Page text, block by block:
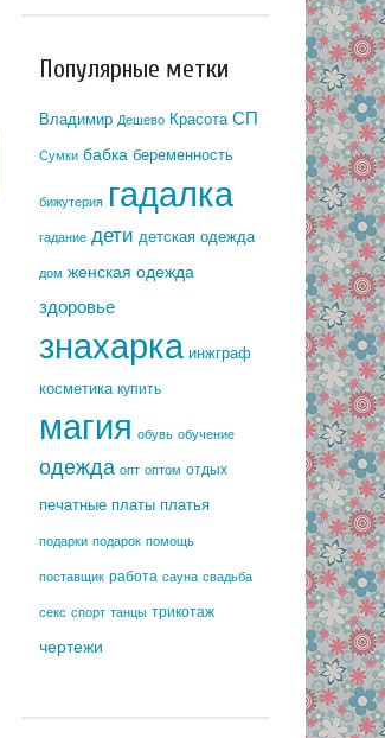
Популярные метки
Владимир Дешево Красота СП
Сумки бабка беременность
бижутерия гадалка
гадание дети детская одежда
дом женская одежда
здоровье
знахарка инжграф
косметика купить
магия обувь обучение
одежда опт оптом отдых
печатные платы платья
подарки подарок помощь
поставщик работа сауна свадьба
секс спорт танцы трикотаж
чертежи